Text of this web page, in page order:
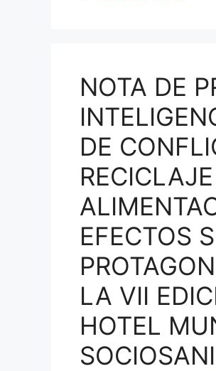
NOTA DE
DE
EFECTOS
LA VII
HOTEL